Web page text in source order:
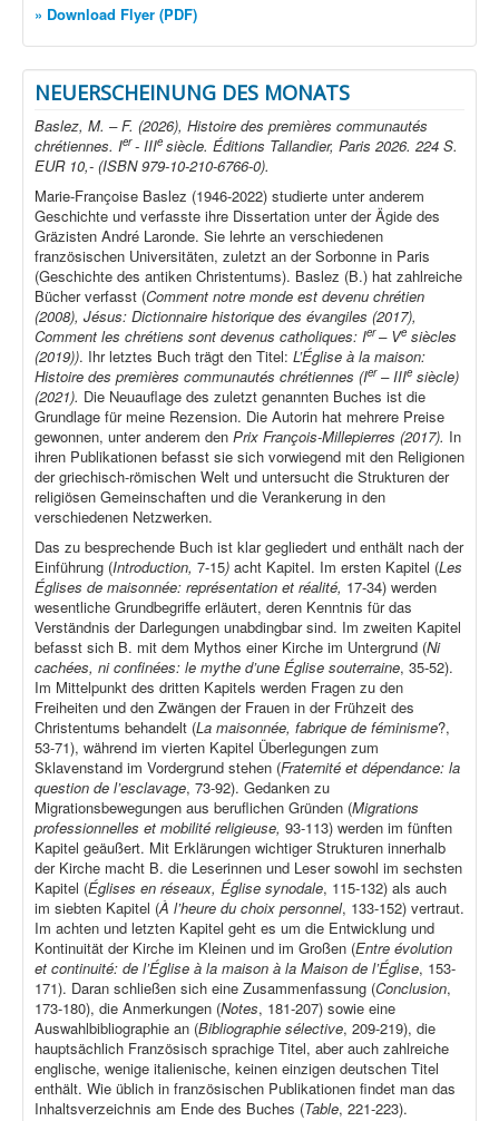
» Download Flyer (PDF)
NEUERSCHEINUNG DES MONATS
Baslez, M. – F. (2026), Histoire des premières communautés
chrétiennes. Ier- IIIe siècle. Éditions Tallandier, Paris 2026. 224 S.
EUR 10,- (ISBN 979-10-210-6766-0).
Marie-Françoise Baslez (1946-2022) studierte unter anderem
Geschichte und verfasste ihre Dissertation unter der Ägide des
Gräzisten André Laronde. Sie lehrte an verschiedenen
französischen Universitäten, zuletzt an der Sorbonne in Paris
(Geschichte des antiken Christentums). Baslez (B.) hat zahlreiche
Bücher verfasst (Comment notre monde est devenu chrétien
(2008), Jésus: Dictionnaire historique des évangiles (2017),
Comment les chrétiens sont devenus catholiques: Ier– Ve siècles
(2019)). Ihr letztes Buch trägt den Titel: L’Église à la maison:
Histoire des premières communautés chrétiennes (Ier– IIIe siècle)
(2021). Die Neuauflage des zuletzt genannten Buches ist die
Grundlage für meine Rezension. Die Autorin hat mehrere Preise
gewonnen, unter anderem den Prix François-Millepierres (2017). In
ihren Publikationen befasst sie sich vorwiegend mit den Religionen
der griechisch-römischen Welt und untersucht die Strukturen der
religiösen Gemeinschaften und die Verankerung in den
verschiedenen Netzwerken.
Das zu besprechende Buch ist klar gegliedert und enthält nach der
Einführung (Introduction, 7-15) acht Kapitel. Im ersten Kapitel (Les
Églises de maisonnée: représentation et réalité, 17-34) werden
wesentliche Grundbegriffe erläutert, deren Kenntnis für das
Verständnis der Darlegungen unabdingbar sind. Im zweiten Kapitel
befasst sich B. mit dem Mythos einer Kirche im Untergrund (Ni
cachées, ni confinées: le mythe d’une Église souterraine, 35-52).
Im Mittelpunkt des dritten Kapitels werden Fragen zu den
Freiheiten und den Zwängen der Frauen in der Frühzeit des
Christentums behandelt (La maisonnée, fabrique de féminisme?,
53-71), während im vierten Kapitel Überlegungen zum
Sklavenstand im Vordergrund stehen (Fraternité et dépendance: la
question de l’esclavage, 73-92). Gedanken zu
Migrationsbewegungen aus beruflichen Gründen (Migrations
professionnelles et mobilité religieuse, 93-113) werden im fünften
Kapitel geäußert. Mit Erklärungen wichtiger Strukturen innerhalb
der Kirche macht B. die Leserinnen und Leser sowohl im sechsten
Kapitel (Églises en réseaux, Église synodale, 115-132) als auch
im siebten Kapitel (À l’heure du choix personnel, 133-152) vertraut.
Im achten und letzten Kapitel geht es um die Entwicklung und
Kontinuität der Kirche im Kleinen und im Großen (Entre évolution
et continuité: de l’Église à la maison à la Maison de l’Église, 153-
171). Daran schließen sich eine Zusammenfassung (Conclusion,
173-180), die Anmerkungen (Notes, 181-207) sowie eine
Auswahlbibliographie an (Bibliographie sélective, 209-219), die
hauptsächlich Französisch sprachige Titel, aber auch zahlreiche
englische, wenige italienische, keinen einzigen deutschen Titel
enthält. Wie üblich in französischen Publikationen findet man das
Inhaltsverzeichnis am Ende des Buches (Table, 221-223).